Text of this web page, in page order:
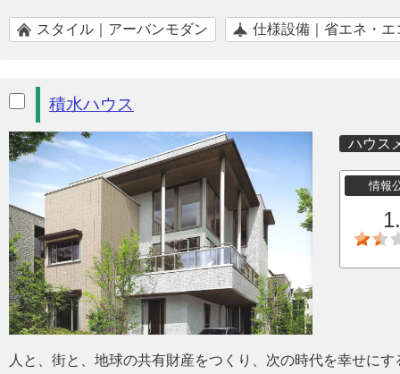
スタイル｜アーバンモダン 仕様設備｜省エネ・エ
積水ハウス
ハウス
情報
人と、街と、地球の共有財産をつくり、次の時代を幸せに